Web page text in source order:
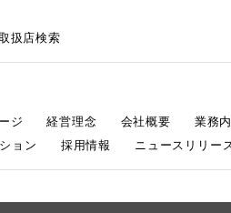
扱店検索
ジ 経営理念 会社概要 業務
ョン
採用情報 ニュースリリー